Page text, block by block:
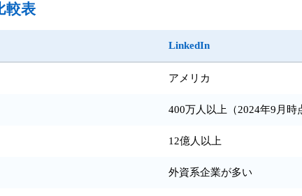
較表
LinkedIn
アメリカ
400万人以上（2024年9月時
12億人以上
外資系企業が多い